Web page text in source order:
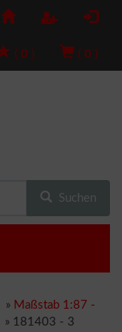
( 0 ) ( 0 )
Suchen
» Maßstab 1:87 -
» 181403 - 3